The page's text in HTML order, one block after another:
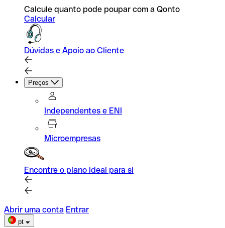
Calcule quanto pode poupar com a Qonto
Calcular
Dúvidas e Apoio ao Cliente
Preços
Independentes e ENI
Microempresas
Encontre o plano ideal para si
Abrir uma conta Entrar
pt